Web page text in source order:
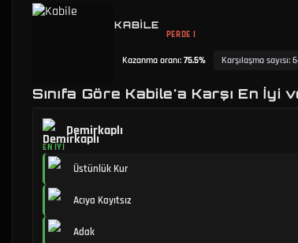
KABILE
PERDE I
Kazanma oranı: 75.5% Karşılaşma sayısı:
Sınıfa Göre Kabile'a Karşı En İyi
Demirkaplı
EN İYI
Üstünlük Kur
Acıya Kayıtsız
Adak